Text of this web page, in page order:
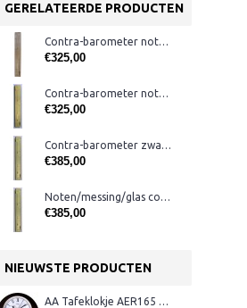
GERELATEERDE PRODUCTEN
Contra-barometer noten/alpaca PQ
€325,00
Contra-barometer noten/messing MQ
€325,00
Contra-barometer zwarte/messing/glas
€385,00
Noten/messing/glas contra-barometer (meest uitgebreid)
€385,00
NIEUWSTE PRODUCTEN
AA Tafeklokje AER165 noten